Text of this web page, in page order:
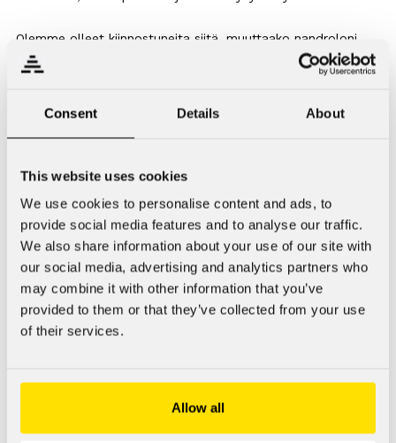
Consent Details About
This website uses cookies
We use cookies to personalise content and ads, to
provide social media features and to analyse our traffic.
We also share information about your use of our site with
our social media, advertising and analytics partners who
may combine it with other information that you’ve
provided to them or that they’ve collected from your use
of their services.
Allow all
Olemme olleet kiinnostuneita siitä, muuttaako nandroloni
kokaiinin välittömiä hermokemiallisia ja käytöksellisiä
aiheuttaa aivojen hermoradoissa, sekä millä aikavälillä
Nandrolonin vaikutukset
ovat pitkäkestoisia
Tuloksemme osoittavat erittäin vahvasti, että nandrolonilla
nandrolonipitoisuuksien havaittiin laskeneen ja lopulta
hävinneen kokonaan rotan verestä, olivat nandrolonin